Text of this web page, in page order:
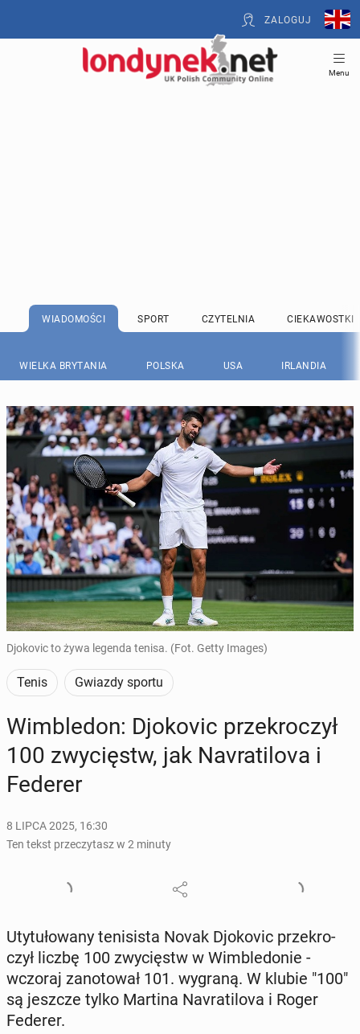
ZALOGUJ
Menu
WIADOMOŚCI SPORT CZYTELNIA CIEKAWOSTKI
WIELKA BRYTANIA POLSKA USA IRLANDIA
Djokovic to żywa legenda tenisa. (Fot. Getty Images)
Tenis Gwiazdy sportu
Wim­ble­don: Djo­ko­vic prze­kro­czył
100 zwy­cięstw, jak Na­vra­ti­lo­va i
Federer
8 LIPCA 2025, 16:30
Ten tekst przeczytasz w 2 minuty
Uty­tu­ło­wa­ny te­ni­si­sta Novak Djo­ko­vic prze­kro­
czył liczbę 100 zwy­cięstw w Wim­ble­do­nie -
wczoraj za­no­to­wał 101. wygraną. W klubie "100"
są jeszcze tylko Martina Na­vra­ti­lo­va i Roger
Federer.